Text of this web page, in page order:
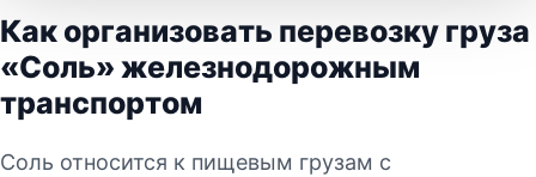
Как организовать перевозку груза
«Соль» железнодорожным
транспортом
Соль относится к пищевым грузам с